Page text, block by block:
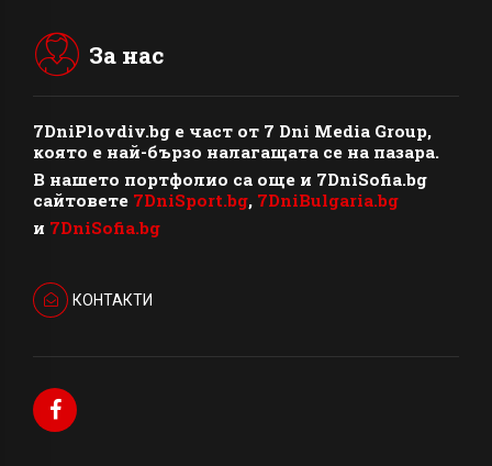
За нас
7DniPlovdiv.bg e част от 7 Dni Media Group,
която е най-бързо налагащата се на пазара.
В нашето портфолио са още и 7DniSofia.bg
сайтовете 7DniSport.bg, 7DniBulgaria.bg
и 7DniSofia.bg
КОНТАКТИ